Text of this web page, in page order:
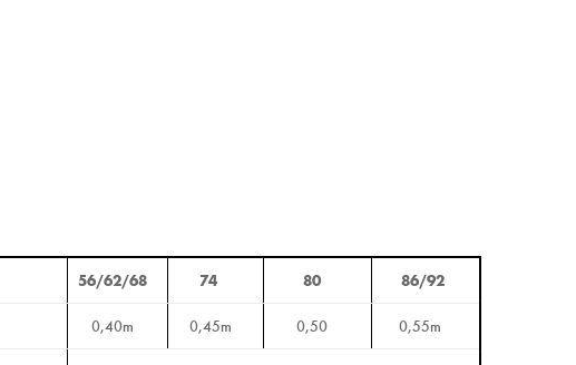
56/62/68 74 80 86/92
0,40m 0,45m 0,50 0,55m